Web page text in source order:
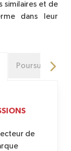
similaires et de
dans leur
Poursuite
de